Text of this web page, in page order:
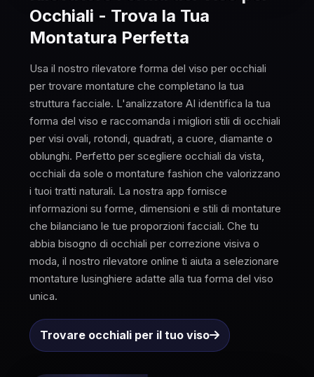
Occhiali - Trova la Tua
Montatura Perfetta
Usa il nostro rilevatore forma del viso per occhiali
per trovare montature che completano la tua
struttura facciale. L'analizzatore AI identifica la tua
forma del viso e raccomanda i migliori stili di occhiali
per visi ovali, rotondi, quadrati, a cuore, diamante o
oblunghi. Perfetto per scegliere occhiali da vista,
occhiali da sole o montature fashion che valorizzano
i tuoi tratti naturali. La nostra app fornisce
informazioni su forme, dimensioni e stili di montature
che bilanciano le tue proporzioni facciali. Che tu
abbia bisogno di occhiali per correzione visiva o
moda, il nostro rilevatore online ti aiuta a selezionare
montature lusinghiere adatte alla tua forma del viso
unica.
Trovare occhiali per il tuo viso